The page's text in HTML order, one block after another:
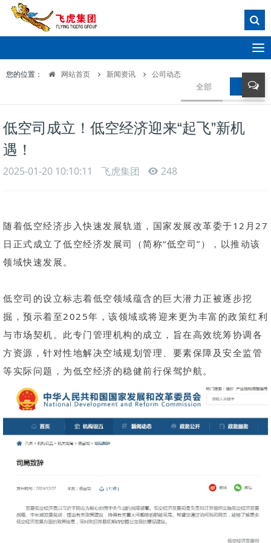
T
o
g
g
l
i
o
n
您的位置： 网站首页 新闻资讯 公司动态
全部 公司动
低空司成立！低空经济迎来“起飞”新机
遇！
2025-01-20 10:10:11 飞虎集团 248
随着低空经济步入快速发展轨道 ，国家发展改革委于12月27
日正式成立了低空经济发展司（简称“低空司”），以推动该
领域快速发展。
低空司的设立标志着低空领域蕴含的巨大潜力正被逐步挖
掘，预示着至2025年，该领域或将迎来更为丰富的政策红利
与市场契机。此专门管理机构的成立，旨在高效统筹协调各
方资源，针对性地解决空域规划管理、要素保障及安全监管
等实际问题，为低空经济的稳健前行保驾护航。